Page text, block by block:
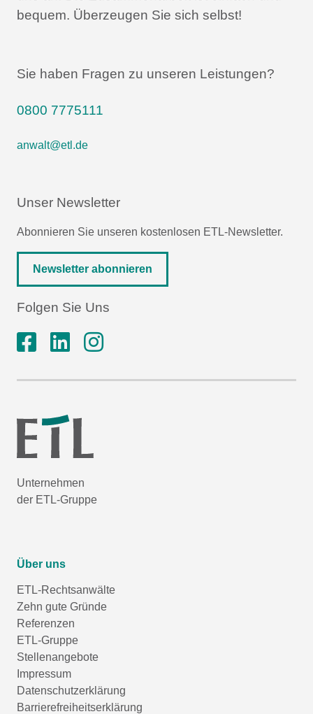
bequem. Überzeugen Sie sich selbst!
Sie haben Fragen zu unseren Leistungen?
0800 7775111
anwalt@etl.de
Unser Newsletter
Abonnieren Sie unseren kostenlosen ETL-Newsletter.
Newsletter abonnieren
Folgen Sie Uns
Unternehmen
der ETL-Gruppe
Über uns
ETL-Rechtsanwälte
Zehn gute Gründe
Referenzen
ETL-Gruppe
Stellenangebote
Impressum
Datenschutzerklärung
Barrierefreiheitserklärung